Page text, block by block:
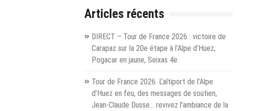
Articles récents
DIRECT – Tour de France 2026 : victoire de
Carapaz sur la 20e étape à l’Alpe d’Huez,
Pogacar en jaune, Seixas 4e
Tour de France 2026. L’altiport de l’Alpe
d’Huez en feu, des messages de soutien,
Jean-Claude Dusse… revivez l’ambiance de la